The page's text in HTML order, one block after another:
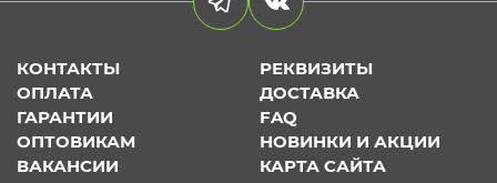
КОНТАКТЫ
РЕКВИЗИТЫ
ОПЛАТА
ДОСТАВКА
ГАРАНТИИ
FAQ
ОПТОВИКАМ
НОВИНКИ И АКЦИИ
ВАКАНСИИ
КАРТА САЙТА